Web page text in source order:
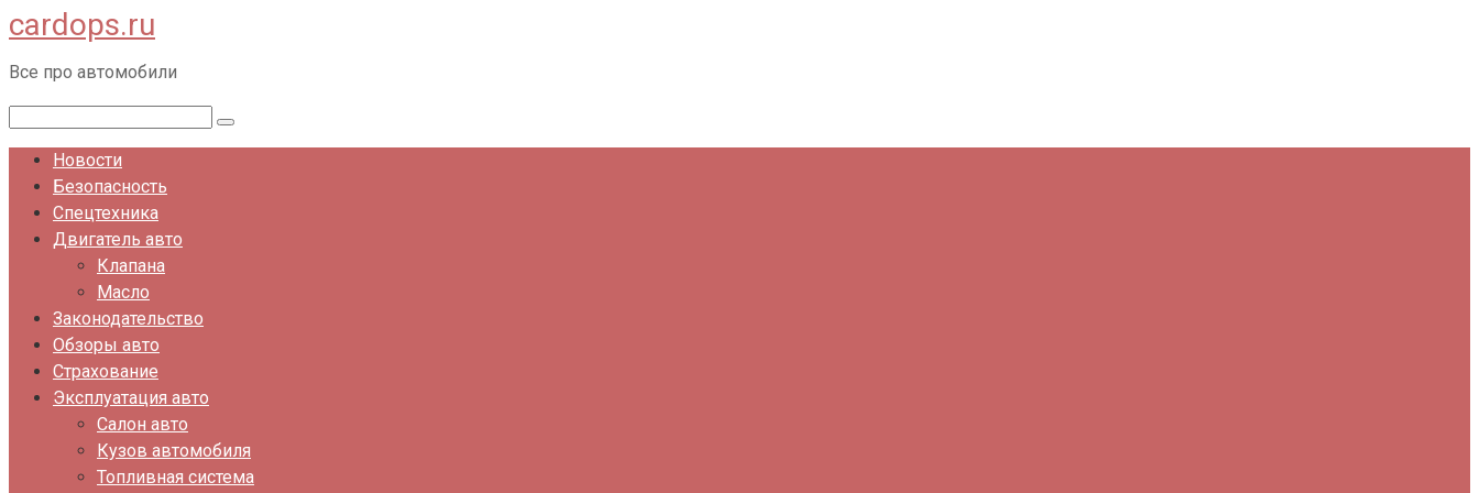
Перейти
к
контенту
cardops.ru
Все про автомобили
Новости
Безопасность
Спецтехника
Двигатель авто
Клапана
Масло
Законодательство
Обзоры авто
Страхование
Эксплуатация авто
Салон авто
Кузов автомобиля
Топливная система